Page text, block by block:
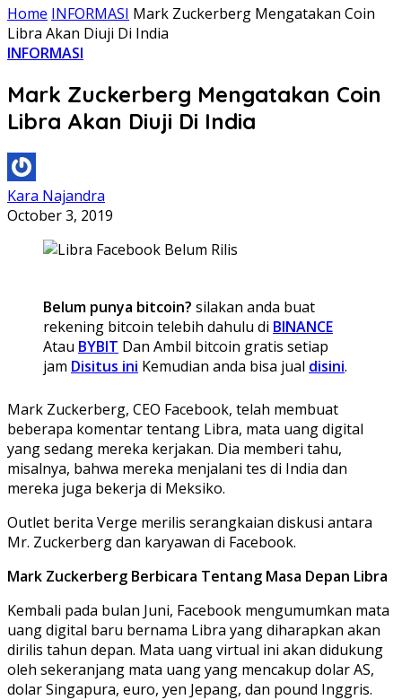
Home INFORMASI Mark Zuckerberg Mengatakan Coin
Libra Akan Diuji Di India
INFORMASI
Mark Zuckerberg Mengatakan Coin
Libra Akan Diuji Di India
Kara Najandra
October 3, 2019
Belum punya bitcoin? silakan anda buat
rekening bitcoin telebih dahulu di BINANCE
Atau BYBIT Dan Ambil bitcoin gratis setiap
jam Disitus ini Kemudian anda bisa jual disini.
Mark Zuckerberg, CEO Facebook, telah membuat
beberapa komentar tentang Libra, mata uang digital
yang sedang mereka kerjakan. Dia memberi tahu,
misalnya, bahwa mereka menjalani tes di India dan
mereka juga bekerja di Meksiko.
Outlet berita Verge merilis serangkaian diskusi antara
Mr. Zuckerberg dan karyawan di Facebook.
Mark Zuckerberg Berbicara Tentang Masa Depan Libra
Kembali pada bulan Juni, Facebook mengumumkan mata
uang digital baru bernama Libra yang diharapkan akan
dirilis tahun depan. Mata uang virtual ini akan didukung
oleh sekeranjang mata uang yang mencakup dolar AS,
dolar Singapura, euro, yen Jepang, dan pound Inggris.